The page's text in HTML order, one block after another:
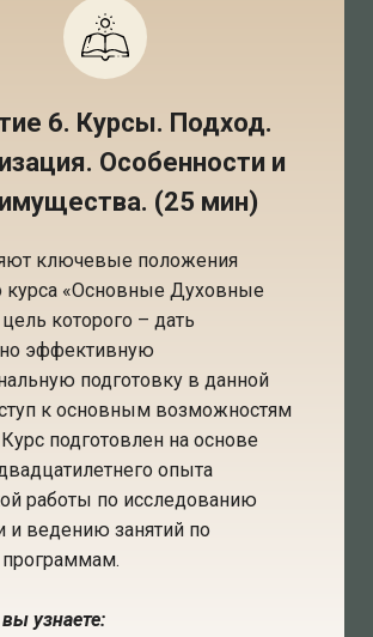
6. Курсы. Подход.
Особенности и
(25 мин)
ключевые положения
курса «Основные Духовные
которого – дать
эффективную
подготовку в данной
к основным возможностям
подготовлен на основе
опыта
работы по исследованию
и ведению занятий по
узнаете: